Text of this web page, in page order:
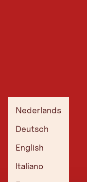
Nederlands
Deutsch
English
Italiano